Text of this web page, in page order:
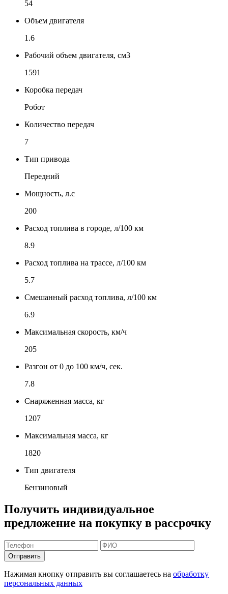
54
Объем двигателя
1.6
Рабочий объем двигателя, см3
1591
Коробка передач
Робот
Количество передач
7
Тип привода
Передний
Мощность, л.с
200
Расход топлива в городе, л/100 км
8.9
Расход топлива на трассе, л/100 км
5.7
Смешанный расход топлива, л/100 км
6.9
Максимальная скорость, км/ч
205
Разгон от 0 до 100 км/ч, сек.
7.8
Снаряженная масса, кг
1207
Максимальная масса, кг
1820
Тип двигателя
Бензиновый
Получить индивидуальное
предложение на покупку в рассрочку
Отправить
Нажимая кнопку отправить вы соглашаетесь на обработку
персональных данных